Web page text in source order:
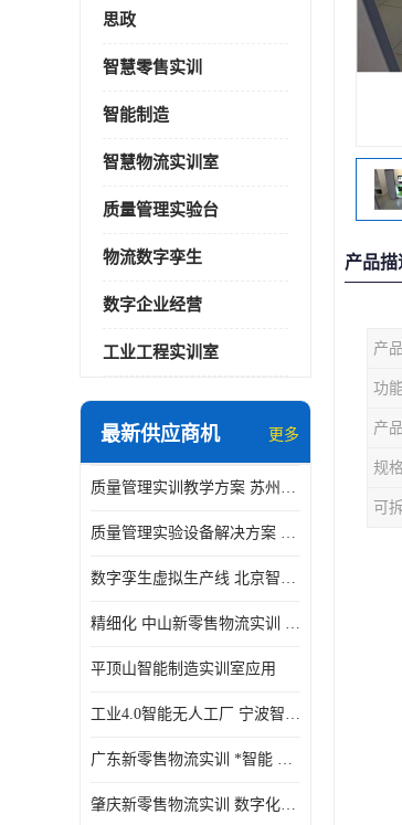
思政
智慧零售实训
智能制造
智慧物流实训室
质量管理实验台
物流数字孪生
数字企业经营
工业工程实训室
最新供应商机 更多
质量管理实训教学方案 苏州质量管理实训 _京创智业
质量管理实验设备解决方案 徐州质量管理实训 _京创智业
数字孪生虚拟生产线 北京智能制造仿真应用
精细化 中山新零售物流实训 数字化赋能
平顶山智能制造实训室应用
工业4.0智能无人工厂 宁波智能制造仿真项目
广东新零售物流实训 *智能 实战演练型
肇庆新零售物流实训 数字化赋能 创新实践
产品描
产
功
产
规
可